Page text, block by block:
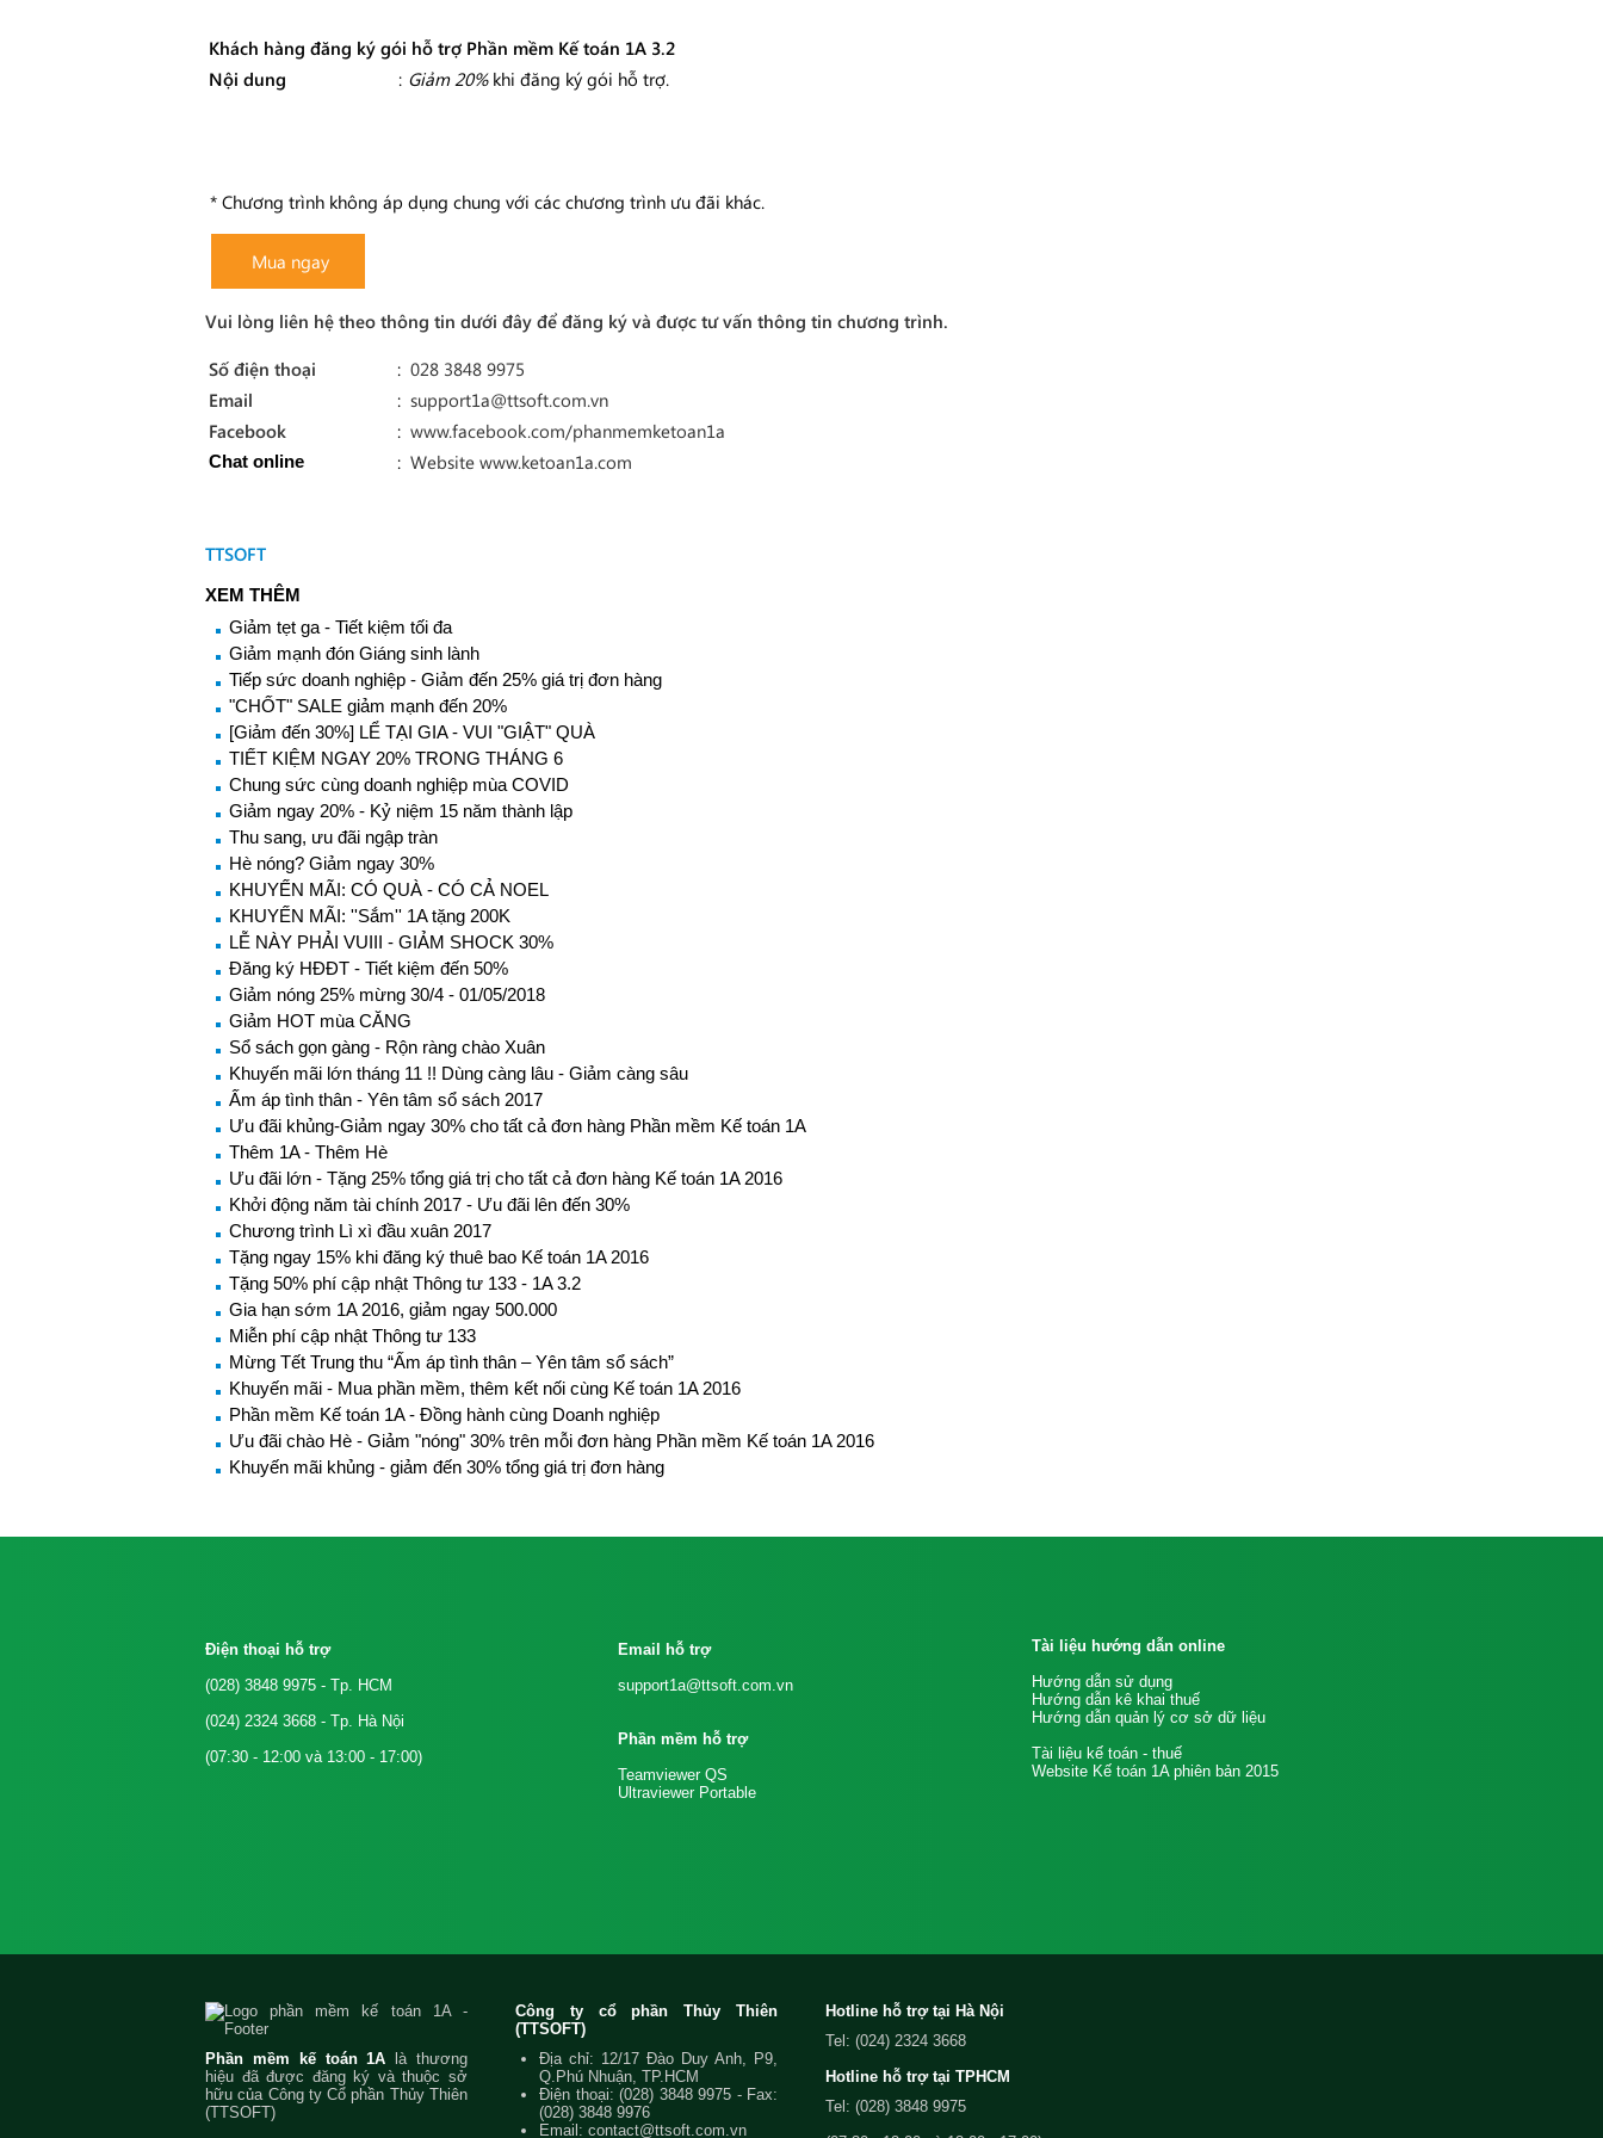
Khách hàng đăng ký gói hỗ trợ Phần mềm Kế toán 1A 3.2
Nội dung
: Giảm 20%khi đăng ký gói hỗ trợ.
* Chương trình không áp dụng chung với các chương trình ưu đãi khác.
Mua ngay
Vui lòng liên hệ theo thông tin dưới đây để đăng ký và được tư vấn thông tin chương trình.
Số điện thoại
: 028 3848 9975
Email
: support1a@ttsoft.com.vn
Facebook
: www.facebook.com/phanmemketoan1a
Chat online : Website www.ketoan1a.com
TTSOFT
XEM THÊM
Giảm tẹt ga - Tiết kiệm tối đa
Giảm mạnh đón Giáng sinh lành
Tiếp sức doanh nghiệp - Giảm đến 25% giá trị đơn hàng
"CHỐT" SALE giảm mạnh đến 20%
[Giảm đến 30%] LỂ TẠI GIA - VUI "GIẬT" QUÀ
TIẾT KIỆM NGAY 20% TRONG THÁNG 6
Chung sức cùng doanh nghiệp mùa COVID
Giảm ngay 20% - Kỷ niệm 15 năm thành lập
Thu sang, ưu đãi ngập tràn
Hè nóng? Giảm ngay 30%
KHUYẾN MÃI: CÓ QUÀ - CÓ CẢ NOEL
KHUYẾN MÃI: ''Sắm'' 1A tặng 200K
LỄ NÀY PHẢI VUIII - GIẢM SHOCK 30%
Đăng ký HĐĐT - Tiết kiệm đến 50%
Giảm nóng 25% mừng 30/4 - 01/05/2018
Giảm HOT mùa CĂNG
Sổ sách gọn gàng - Rộn ràng chào Xuân
Khuyến mãi lớn tháng 11 !! Dùng càng lâu - Giảm càng sâu
Ấm áp tình thân - Yên tâm sổ sách 2017
Ưu đãi khủng-Giảm ngay 30% cho tất cả đơn hàng Phần mềm Kế toán 1A
Thêm 1A - Thêm Hè
Ưu đãi lớn - Tặng 25% tổng giá trị cho tất cả đơn hàng Kế toán 1A 2016
Khởi động năm tài chính 2017 - Ưu đãi lên đến 30%
Chương trình Lì xì đầu xuân 2017
Tặng ngay 15% khi đăng ký thuê bao Kế toán 1A 2016
Tặng 50% phí cập nhật Thông tư 133 - 1A 3.2
Gia hạn sớm 1A 2016, giảm ngay 500.000
Miễn phí cập nhật Thông tư 133
Mừng Tết Trung thu “Ấm áp tình thân – Yên tâm sổ sách”
Khuyến mãi - Mua phần mềm, thêm kết nối cùng Kế toán 1A 2016
Phần mềm Kế toán 1A - Đồng hành cùng Doanh nghiệp
Ưu đãi chào Hè - Giảm "nóng" 30% trên mỗi đơn hàng Phần mềm Kế toán 1A 2016
Khuyến mãi khủng - giảm đến 30% tổng giá trị đơn hàng
Điện thoại hỗ trợ
(028) 3848 9975 - Tp. HCM
(024) 2324 3668 - Tp. Hà Nội
(07:30 - 12:00 và 13:00 - 17:00)
Email hỗ trợ
support1a@ttsoft.com.vn
Phần mềm hỗ trợ
Teamviewer QS
Ultraviewer Portable
Tài liệu hướng dẫn online
Hướng dẫn sử dụng
Hướng dẫn kê khai thuế
Hướng dẫn quản lý cơ sở dữ liệu
Tài liệu kế toán - thuế
Website Kế toán 1A phiên bản 2015
Phần mềm kế toán 1A là thương
hiệu đã được đăng ký và thuộc sở
hữu của Công ty Cổ phần Thủy Thiên
(TTSOFT)
Công ty cổ phần Thủy Thiên
(TTSOFT)
Địa chỉ: 12/17 Đào Duy Anh, P9,
Q.Phú Nhuận, TP.HCM
Điện thoại: (028) 3848 9975 - Fax:
(028) 3848 9976
Email: contact@ttsoft.com.vn
Hotline hỗ trợ tại Hà Nội
Tel: (024) 2324 3668
Hotline hỗ trợ tại TPHCM
Tel: (028) 3848 9975